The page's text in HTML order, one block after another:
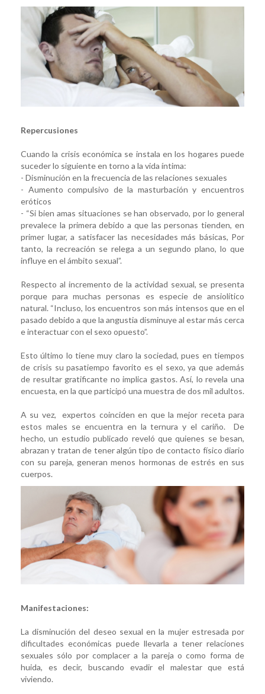
Repercusiones
Cuando la crisis económica se instala en los hogares puede
suceder lo siguiente en torno a la vida íntima:
- Disminución en la frecuencia de las relaciones sexuales
- Aumento compulsivo de la masturbación y encuentros
eróticos
- “Si bien amas situaciones se han observado, por lo general
prevalece la primera debido a que las personas tienden, en
primer lugar, a satisfacer las necesidades más básicas, Por
tanto, la recreación se relega a un segundo plano, lo que
influye en el ámbito sexual”.
Respecto al incremento de la actividad sexual, se presenta
porque para muchas personas es especie de ansiolítico
natural. “Incluso, los encuentros son más intensos que en el
pasado debido a que la angustia disminuye al estar más cerca
e interactuar con el sexo opuesto”.
Esto último lo tiene muy claro la sociedad, pues en tiempos
de crisis su pasatiempo favorito es el sexo, ya que además
de resultar gratificante no implica gastos. Así, lo revela una
encuesta, en la que participó una muestra de dos mil adultos.
A su vez, expertos coinciden en que la mejor receta para
estos males se encuentra en la ternura y el cariño. De
hecho, un estudio publicado reveló que quienes se besan,
abrazan y tratan de tener algún tipo de contacto físico diario
con su pareja, generan menos hormonas de estrés en sus
cuerpos.
Manifestaciones:
La disminución del deseo sexual en la mujer estresada por
dificultades económicas puede llevarla a tener relaciones
sexuales sólo por complacer a la pareja o como forma de
huida, es decir, buscando evadir el malestar que está
viviendo.